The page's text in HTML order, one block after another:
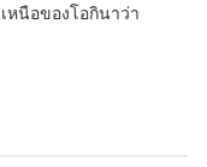
หนือของโอกินาว่า